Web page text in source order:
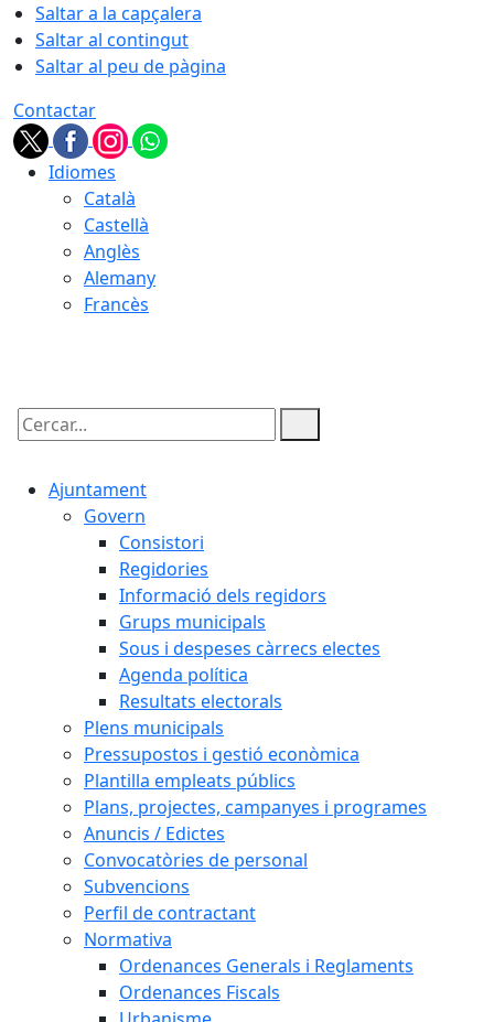
Saltar a la capçalera
Saltar al contingut
Saltar al peu de pàgina
Contactar
Idiomes
Català
Castellà
Anglès
Alemany
Francès
Cercar:
Ajuntament
Govern
Consistori
Regidories
Informació dels regidors
Grups municipals
Sous i despeses càrrecs electes
Agenda política
Resultats electorals
Plens municipals
Pressupostos i gestió econòmica
Plantilla empleats públics
Plans, projectes, campanyes i programes
Anuncis / Edictes
Convocatòries de personal
Subvencions
Perfil de contractant
Normativa
Ordenances Generals i Reglaments
Ordenances Fiscals